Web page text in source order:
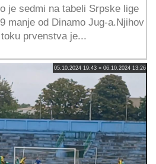
je sedmi na tabeli Srpske lige
manje od Dinamo Jug-a.Njihov
prvenstva je...
05.10.2024 19:43 » 06.10.2024 13:26